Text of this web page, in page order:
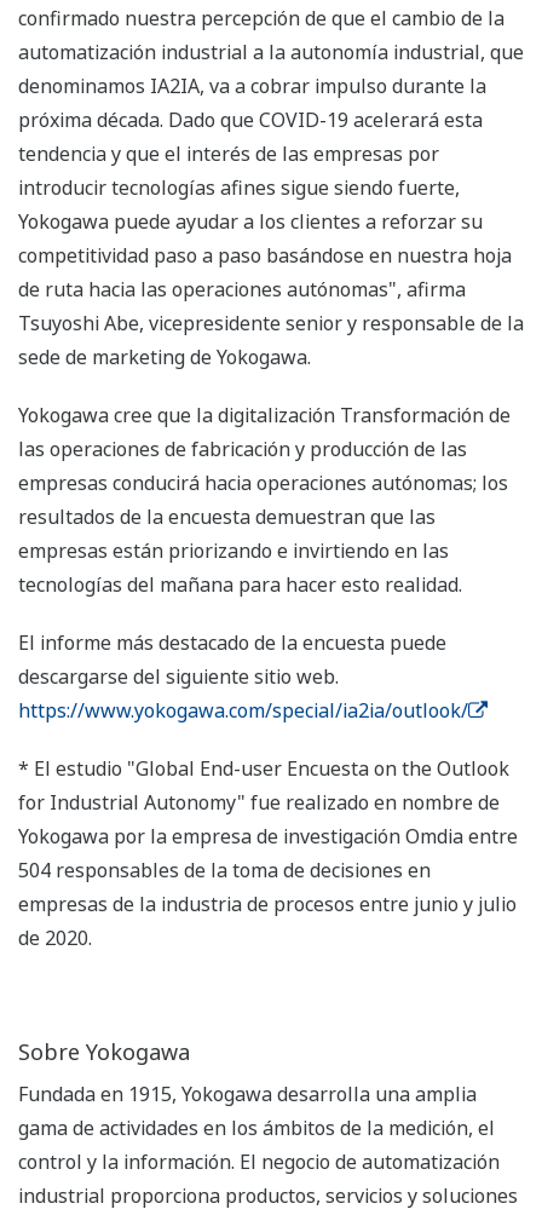
confirmado nuestra percepción de que el cambio de la
automatización industrial a la autonomía industrial, que
denominamos IA2IA, va a cobrar impulso durante la
próxima década. Dado que COVID-19 acelerará esta
tendencia y que el interés de las empresas por
introducir tecnologías afines sigue siendo fuerte,
Yokogawa puede ayudar a los clientes a reforzar su
competitividad paso a paso basándose en nuestra hoja
de ruta hacia las operaciones autónomas", afirma
Tsuyoshi Abe, vicepresidente senior y responsable de la
sede de marketing de Yokogawa.
Yokogawa cree que la digitalización Transformación de
las operaciones de fabricación y producción de las
empresas conducirá hacia operaciones autónomas; los
resultados de la encuesta demuestran que las
empresas están priorizando e invirtiendo en las
tecnologías del mañana para hacer esto realidad.
El informe más destacado de la encuesta puede
descargarse del siguiente sitio web.
https://www.yokogawa.com/special/ia2ia/outlook/
* El estudio "Global End-user Encuesta on the Outlook
for Industrial Autonomy" fue realizado en nombre de
Yokogawa por la empresa de investigación Omdia entre
504 responsables de la toma de decisiones en
empresas de la industria de procesos entre junio y julio
de 2020.
Sobre Yokogawa
Fundada en 1915, Yokogawa desarrolla una amplia
gama de actividades en los ámbitos de la medición, el
control y la información. El negocio de automatización
industrial proporciona productos, servicios y soluciones